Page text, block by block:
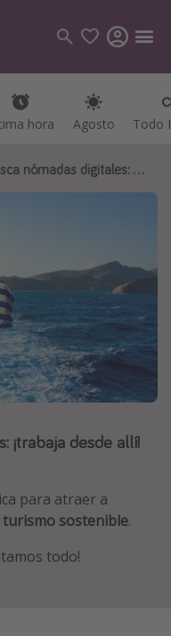
hora Agosto Todo
hora Agosto Todo
Grecia busca nómadas digitales: ¡trabaja desde allí!
¡trabaja desde allí!
para atraer a
turismo sostenible.
todo!